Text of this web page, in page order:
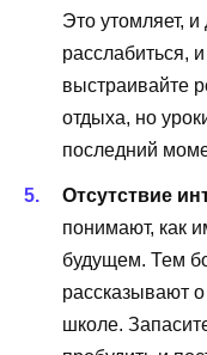
Это утомляет,
расслабиться,
выстраивайте
отдыха, но
последний
Отсутствие
понимают, как
будущем. Тем
рассказывают
школе.